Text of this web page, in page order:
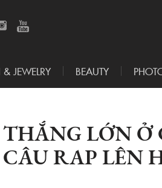
JEWELRY BEAUTY
LỚN Ở
RAP LÊN